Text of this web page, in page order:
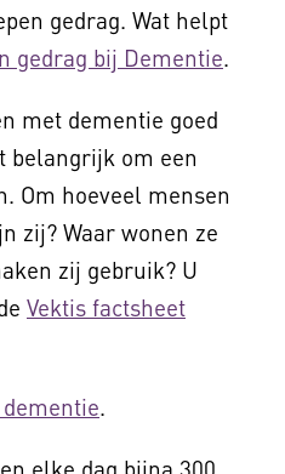
gedrag. Wat helpt
gedrag bij Dementie.
met dementie goed
belangrijk om een
Om hoeveel mensen
zij? Waar wonen ze
zij gebruik? U
Vektis factsheet
.